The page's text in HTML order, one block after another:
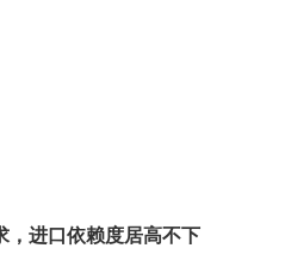
，进口依赖度居高不下